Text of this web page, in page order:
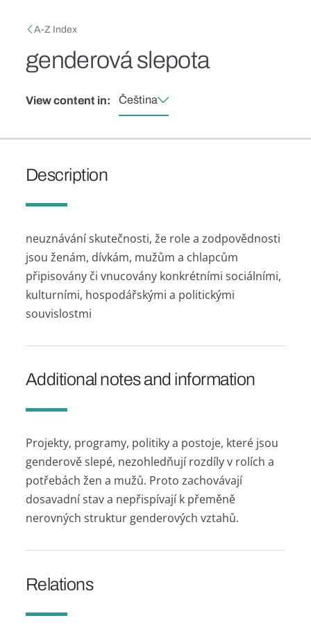
Breadcrumb
A-Z Index
genderová slepota
View content in: Čeština
Description
neuznávání skutečnosti, že role a zodpovědnosti
jsou ženám, dívkám, mužům a chlapcům
připisovány či vnucovány konkrétními sociálními,
kulturními, hospodářskými a politickými
souvislostmi
Additional notes and information
Projekty, programy, politiky a postoje, které jsou
genderově slepé, nezohledňují rozdíly v rolích a
potřebách žen a mužů. Proto zachovávají
dosavadní stav a nepřispívají k přeměně
nerovných struktur genderových vztahů.
Relations